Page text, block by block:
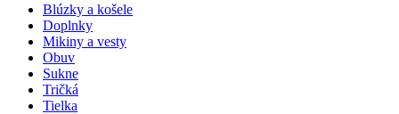
Blúzky a košele
Doplnky
Mikiny a vesty
Obuv
Sukne
Tričká
Tielka